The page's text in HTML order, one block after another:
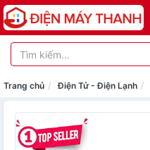
Trang chủ Điện Tử - Điện Lạnh